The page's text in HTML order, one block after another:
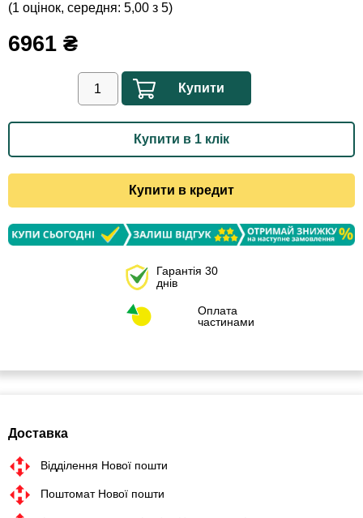
(1 оцінок, середня: 5,00 з 5)
6961 ₴
Купити
Купити в 1 клік
Купити в кредит
Гарантія 30
днів
Оплата
частинами
Доставка
Відділення Нової пошти
Поштомат Нової пошти